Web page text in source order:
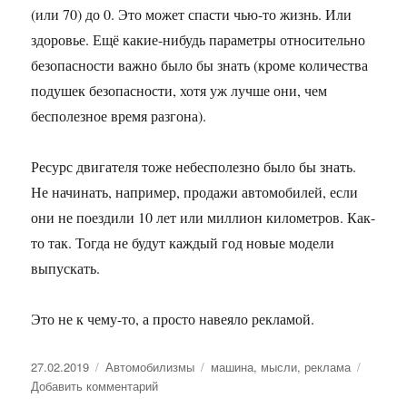
(или 70) до 0. Это может спасти чью-то жизнь. Или
здоровье. Ещё какие-нибудь параметры относительно
безопасности важно было бы знать (кроме количества
подушек безопасности, хотя уж лучше они, чем
бесполезное время разгона).
Ресурс двигателя тоже небесполезно было бы знать.
Не начинать, например, продажи автомобилей, если
они не поездили 10 лет или миллион километров. Как-
то так. Тогда не будут каждый год новые модели
выпускать.
Это не к чему-то, а просто навеяло рекламой.
Опубликовано
27.02.2019 Рубрики
Автомобилизмы Метки
машина, мысли, реклама
Добавить комментарий